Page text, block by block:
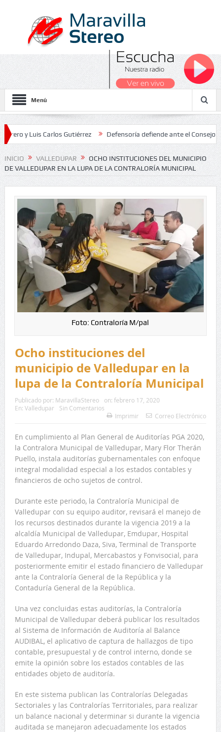
Menú
Carlos Gutiérrez Defensoría defiende ante el Consejo de
2026
INICIO VALLEDUPAR
OCHO INSTITUCIONES DEL MUNICIPIO
DE VALLEDUPAR EN LA LUPA DE LA CONTRALORÍA MUNICIPAL
Foto: Contraloría M/pal
Ocho instituciones del
municipio de Valledupar en la
lupa de la Contraloría Municipal
Publicado por: MaravillaStereo on: febrero 17, 2020
En: Valledupar
Sin Comentarios
Imprimir
Correo Electrónico
En cumplimiento al Plan General de Auditorías PGA 2020,
la Contralora Municipal de Valledupar, Mary Flor Therán
Puello, instala auditorías gubernamentales con enfoque
integral modalidad especial a los estados contables y
financieros de ocho sujetos de control.
Durante este periodo, la Contraloría Municipal de
Valledupar con su equipo auditor, revisará el manejo de
los recursos destinados durante la vigencia 2019 a la
alcaldía Municipal de Valledupar, Emdupar, Hospital
Eduardo Arredondo Daza, Siva, Terminal de Transporte
de Valledupar, Indupal, Mercabastos y Fonvisocial, para
posteriormente emitir el estado financiero de Valledupar
ante la Contraloría General de la República y la
Contaduría General de la República.
Una vez concluidas estas auditorías, la Contraloría
Municipal de Valledupar deberá publicar los resultados
al Sistema de Información de Auditoría al Balance
AUDIBAL, el aplicativo de captura de hallazgos de tipo
contable, presupuestal y de control interno, donde se
emite la opinión sobre los estados contables de las
entidades objeto de auditoría.
En este sistema publican las Contralorías Delegadas
Sectoriales y las Contralorías Territoriales, para realizar
un balance nacional y determinar si durante la vigencia
auditada se manejaron adecuadamente los estados